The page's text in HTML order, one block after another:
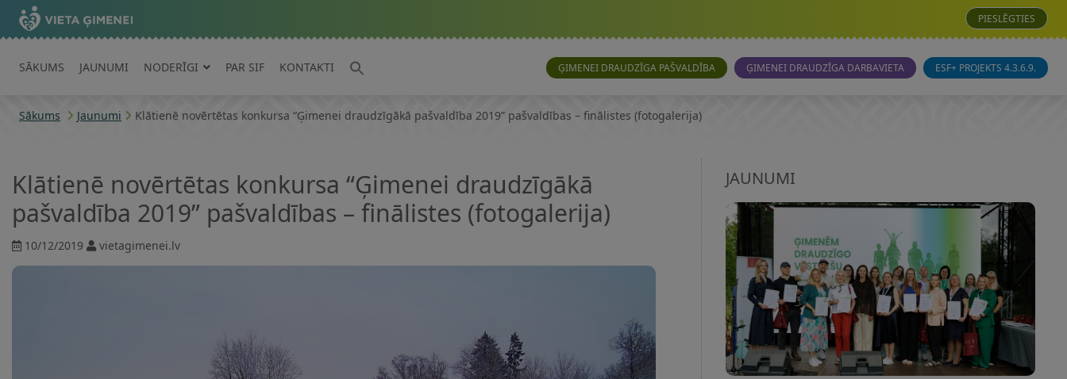
PIESLĒGTIES
SĀKUMS JAUNUMI NODERĪGI PAR SIF KONTAKTI ĢIMENEI DRAUDZĪGA PAŠVALDĪBA ĢIMENEI DRAUDZĪGA DARBAVIETA ESF+ PROJEKTS 4.3.6.9.
Sākums Jaunumi Klātienē novērtētas konkursa “Ģimenei draudzīgākā pašvaldība 2019” pašvaldības – finālistes (fotogalerija)
Klātienē novērtētas konkursa “Ģimenei draudzīgākā
pašvaldība 2019” pašvaldības – finālistes (fotogalerija)
10/12/2019 vietagimenei.lv
JAUNUMI